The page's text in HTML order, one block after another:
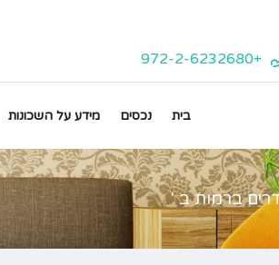
+972-2-6232680
בית נכסים מידע על השכונות